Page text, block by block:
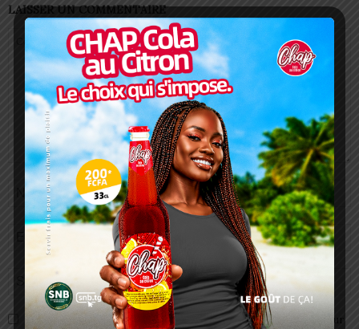
LAISSER UN COMMENTAIRE
Enregistrer mon nom, email et site web dans ce navigateur pour